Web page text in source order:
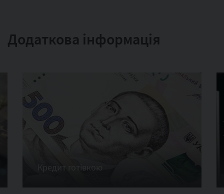
Додаткова інформація
Кредит готівкою